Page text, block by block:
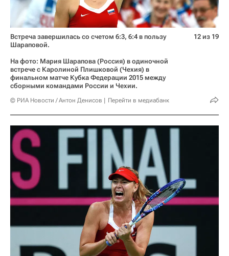
Встреча завершилась со счетом 6:3, 6:4 в пользу
Шараповой.
На фото: Мария Шарапова (Россия) в одиночной
встрече с Каролиной Плишковой (Чехия) в
финальном матче Кубка Федерации 2015 между
сборными командами России и Чехии.
© РИА Новости / Антон Денисов Перейти в медиабанк
12 из 19